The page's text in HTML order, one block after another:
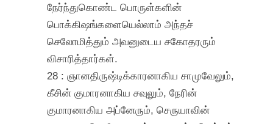
நேர்ந்துகொண்ட பொருள்களின்
பொக்கிஷங்களையெல்லாம் அந்தச்
செலோமித்தும் அவனுடைய சகோதரரும்
விசாரித்தார்கள்.
28 : ஞானதிருஷ்டிக்காரனாகிய சாமுவேலும்,
கீசின் குமாரனாகிய சவுலும், நேரின்
குமாரனாகிய அப்னேரும், செருயாவின்